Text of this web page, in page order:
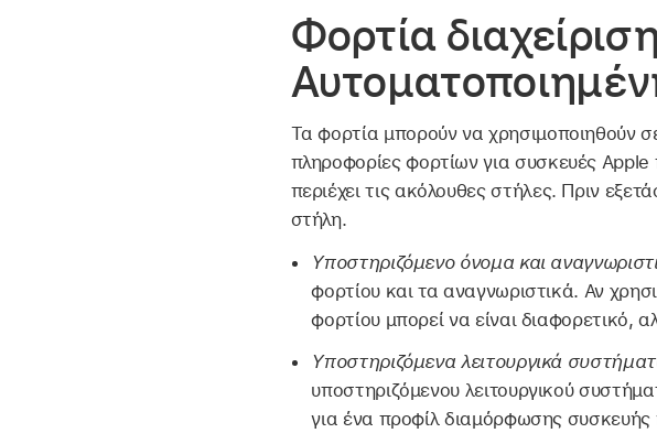
Φορτία
Τα φορτία μπορούν να χρησιμοποιηθούν
πληροφορίες φορτίων για συσκευές
περιέχει τις ακόλουθες στήλες. Πριν
στήλη.
Υποστηριζόμενο όνομα και
φορτίου και τα αναγνωριστικά. Αν
φορτίου μπορεί να είναι διαφορετικό,
Υποστηριζόμενα λειτουργικά
υποστηριζόμενου λειτουργικού
για ένα προφίλ διαμόρφωσης